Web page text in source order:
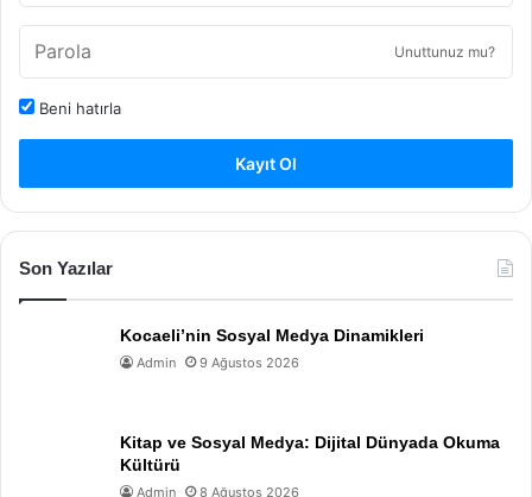
Unuttunuz mu?
Beni hatırla
Kayıt Ol
Son Yazılar
Kocaeli’nin Sosyal Medya Dinamikleri
Admin 9 Ağustos 2026
Kitap ve Sosyal Medya: Dijital Dünyada Okuma
Kültürü
Admin 8 Ağustos 2026